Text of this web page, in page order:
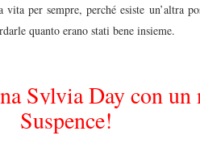
per sempre, perché esiste un’altra
quanto erano stati bene insieme.
Sylvia Day con un
Suspence!